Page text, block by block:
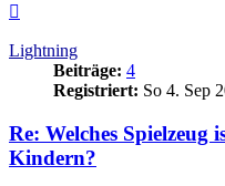
Lightning
Beiträge: 4
Registriert: So 4. Sep
Re: Welches Spielzeug
Kindern?